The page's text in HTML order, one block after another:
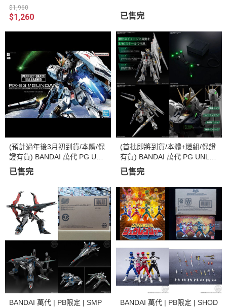
| Vol.2 | 組裝模型 | 全三種 | 1
中盒3入販售
$1,960
$1,260
裝模型 | 全新現貨
已售完
(預計過年後3月初到貨/本體/保
證有貨) BANDAI 萬代 PG UNL
EASHED 1/60 ν鋼彈 (不含燈)
組裝模型 | 限店取
已售完
(首批即將到貨/本體+燈組/保證
有貨) BANDAI 萬代 PG UNLE
ASHED 1/60 ν鋼彈+LED組件 |
組裝模型 | 限店取
已售完
BANDAI 萬代 | PB限定 | SMP
BANDAI 萬代 | PB限定 | SHOD